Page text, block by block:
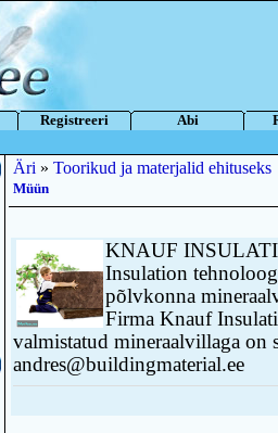
Registreeri Abi
Äri » Toorikud ja materjalid ehituseks
Müün
KNAUF
Insulation
põlvkonna
Firma Knauf
valmistatud mineraalvillaga on
andres@buildingmaterial.ee